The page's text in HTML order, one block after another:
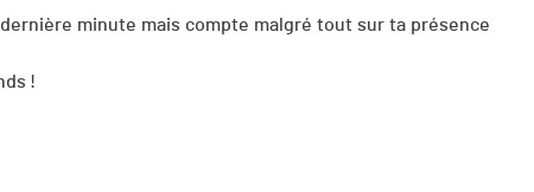
minute mais compte malgré tout sur ta présence
!